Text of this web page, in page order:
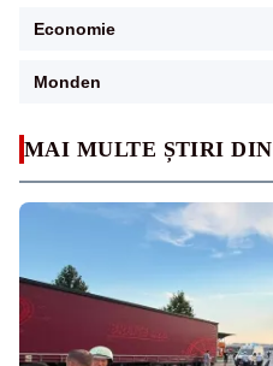
MAI MULTE ȘTIRI DIN
Economie
Monden